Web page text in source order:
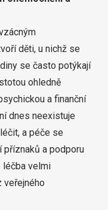
děti, u nichž se
se často potýkají
ohledně
a finanční
dnes neexistuje
a péče se
příznaků a podporu
léčba velmi
veřejného